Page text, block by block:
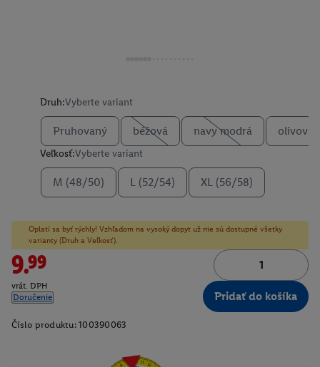
Druh:Vyberte variant
Pruhovaný béžová navy modrá olivová
Veľkosť:Vyberte variant
M (48/50) L (52/54) XL (56/58)
Oplatí sa byť rýchly! Vzhľadom na vysoký dopyt už nie sú dostupné všetky
varianty (Druh a Veľkosť).
9.99
vrát. DPH
Doručenie
Pridať do košíka
Číslo produktu: 100390063